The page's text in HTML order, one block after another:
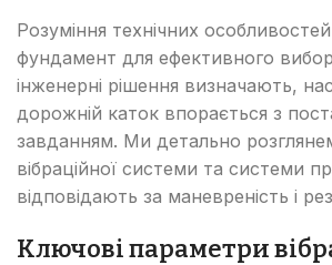
Розуміння технічних
фундамент для ефективного
інженерні рішення визначають,
дорожній каток впорається з
завданням. Ми детально
вібраційної системи та системи
відповідають за маневреність і
Ключові параметри